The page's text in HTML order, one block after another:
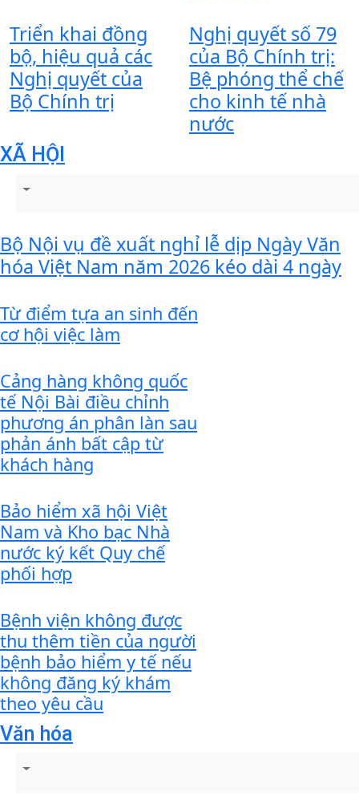
Triển khai đồng
bộ, hiệu quả các
Nghị quyết của
Bộ Chính trị
Nghị quyết số 79
của Bộ Chính trị:
Bệ phóng thể chế
cho kinh tế nhà
nước
XÃ HỘI
Bộ Nội vụ đề xuất nghỉ lễ dịp Ngày Văn
hóa Việt Nam năm 2026 kéo dài 4 ngày
Từ điểm tựa an sinh đến
cơ hội việc làm
Cảng hàng không quốc
tế Nội Bài điều chỉnh
phương án phân làn sau
phản ánh bất cập từ
khách hàng
Bảo hiểm xã hội Việt
Nam và Kho bạc Nhà
nước ký kết Quy chế
phối hợp
Bệnh viện không được
thu thêm tiền của người
bệnh bảo hiểm y tế nếu
không đăng ký khám
theo yêu cầu
Văn hóa